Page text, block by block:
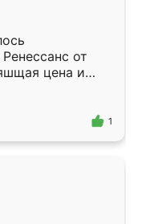
от
цена и
Приехавший
самый
1